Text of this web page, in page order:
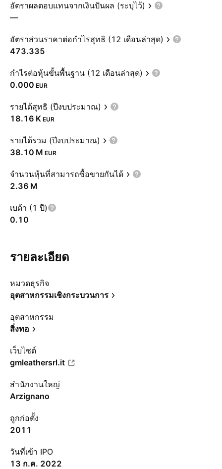
อัตราผลตอบแทนจากเงินปันผล (ระบุไว้)
—
อัตราส่วนราคาต่อกำไรสุทธิ (12 เดือนล่าสุด)
473.335
กำไรต่อหุ้นขั้นพื้นฐาน (12 เดือนล่าสุด)
0.000 EUR
รายได้สุทธิ (ปีงบประมาณ)
‪18.16 K‬ EUR
รายได้รวม (ปีงบประมาณ)
‪38.10 M‬ EUR
จำนวนหุ้นที่สามารถซื้อขายกันได้
‪2.36 M‬
เบต้า (1 ปี)
0.10
รายละเอียด
หมวดธุรกิจ
อุตสาหกรรมเชิงกระบวนการ
อุตสาหกรรม
สิ่งทอ
เว็บไซต์
gmleathersrl.it
สำนักงานใหญ่
Arzignano
ถูกก่อตั้ง
2011
วันที่เข้า IPO
13 ก.ค. 2022